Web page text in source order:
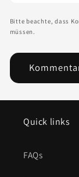
Bitte beachte, dass
müssen.
Quick links
FAQs